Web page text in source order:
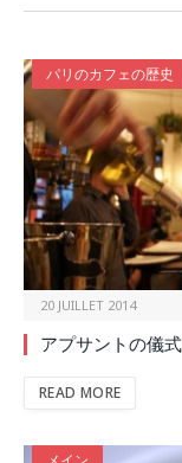
パリのカフェの歴史
20 JUILLET 2014
アプサントの
READ MORE